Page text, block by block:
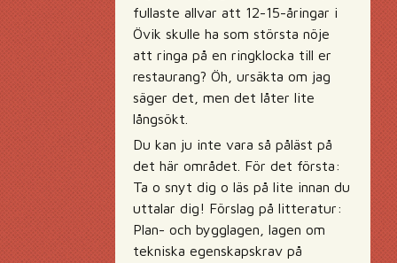
fullaste allvar att 12-15-åringar i
Övik skulle ha som största nöje
att ringa på en ringklocka till er
restaurang? Öh, ursäkta om jag
säger det, men det låter lite
långsökt.
Du kan ju inte vara så påläst på
det här området. För det första:
Ta o snyt dig o läs på lite innan du
uttalar dig! Förslag på litteratur:
Plan- och bygglagen, lagen om
tekniska egenskapskrav på